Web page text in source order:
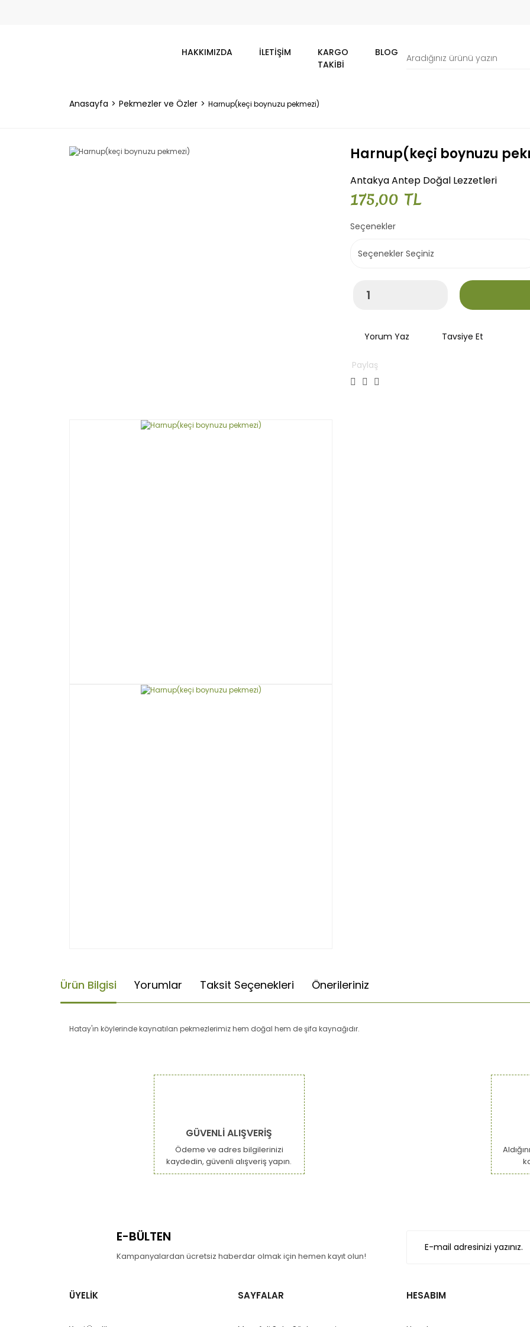
HAKKIMIZDA İLETIŞIM
KARGO
TAKIBI
BLOG
Anasayfa Pekmezler ve Özler Harnup(keçi boynuzu pekmezi)
Harnup(keçi boynuzu
Antakya Antep Doğal Lezzetleri
175,00 TL
Seçenekler
Yorum Yaz Tavsiye Et
Paylaş
Ürün Bilgisi Yorumlar Taksit Seçenekleri Önerileriniz
Hatay'ın köylerinde kaynatılan pekmezlerimiz hem doğal hem de şifa kaynağıdır.
Ürün resmi kalitesiz, bozuk veya görüntülenemiyor.
Ürün açıklamasında eksik bilgiler bulunuyor.
Ürün bilgilerinde hatalar bulunuyor.
Ürün fiyatı diğer sitelerden daha pahalı.
Bu ürüne benzer farklı alternatifler olmalı.
GÜVENLİ ALIŞVERİŞ
Ödeme ve adres bilgilerinizi
kaydedin, güvenli alışveriş yapın.
E-BÜLTEN
Kampanyalardan ücretsiz haberdar olmak için hemen kayıt olun!
ÜYELİK SAYFALAR HESABIM